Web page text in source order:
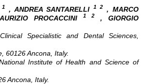
1, ANDREA SANTARELLI1 2
, MARCO
PROCACCINI 1 2
, GIORGIO
Specialistic and Dental Sciences,
60126 Ancona, Italy.
Institute of Health and Science of
Ancona, Italy.